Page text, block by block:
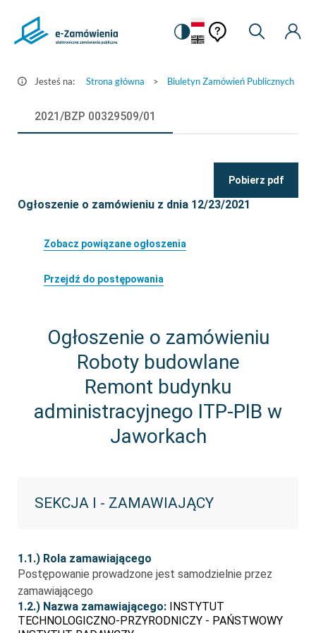
Szczegóły
e-
Ustawienia
Zmiana
na
kontrastową
Pomoc
kontekstowa
Pomoc
Moje
Jesteś na: Strona główna > Biuletyn Zamówień Publicznych
2021/BZP 00329509/01
Pobierz pdf
Ogłoszenie o zamówieniu z dnia 12/23/2021
Zobacz powiązane ogłoszenia
Przejdź do postępowania
Ogłoszenie o zamówieniu
Roboty budowlane
Remont budynku
administracyjnego ITP-PIB w
Jaworkach
SEKCJA I - ZAMAWIAJĄCY
1.1.) Rola zamawiającego
Postępowanie prowadzone jest samodzielnie przez
zamawiającego
1.2.) Nazwa zamawiającego: INSTYTUT
TECHNOLOGICZNO-PRZYRODNICZY - PAŃSTWOWY